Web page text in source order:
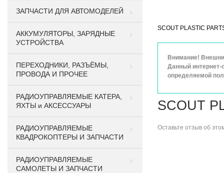
ЗАПЧАСТИ ДЛЯ АВТОМОДЕЛЕЙ
АККУМУЛЯТОРЫ, ЗАРЯДНЫЕ
УСТРОЙСТВА
ПЕРЕХОДНИКИ, РАЗЪЁМЫ,
ПРОВОДА И ПРОЧЕЕ
РАДИОУПРАВЛЯЕМЫЕ КАТЕРА,
ЯХТЫ и АКСЕССУАРЫ
РАДИОУПРАВЛЯЕМЫЕ
КВАДРОКОПТЕРЫ И ЗАПЧАСТИ
РАДИОУПРАВЛЯЕМЫЕ
САМОЛЕТЫ И ЗАПЧАСТИ
SCOUT PLASTIC
Внимание!
Данный интернет-
определяемой
SCOUT
Оставьте отзыв об